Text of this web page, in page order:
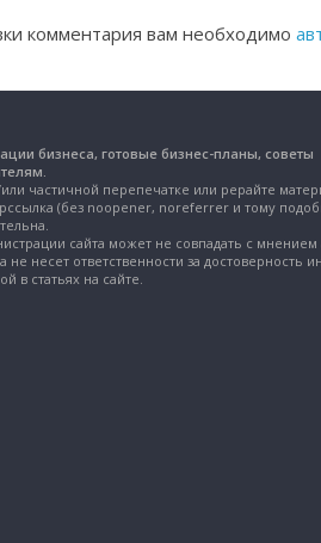
комментария вам необходимо
бизнеса, готовые бизнес-планы, советы
частичной перепечатке или рерайте
(без noopener, noreferrer и тому
сайта может не совпадать с мнением
не несет ответственности за достоверность
в статьях на сайте.